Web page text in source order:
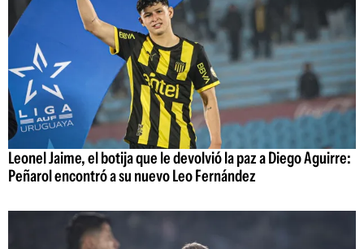
Leonel Jaime, el botija que le devolvió la paz a Diego Aguirre:
Peñarol encontró a su nuevo Leo Fernández